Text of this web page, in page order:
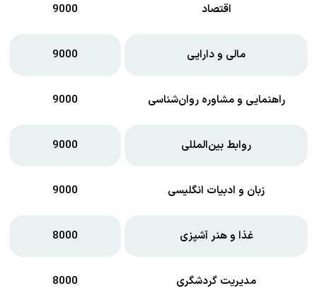
اقتصاد 9000
مالی و دارایی 9000
راهنمایی و مشاوره روان‌شناسی 9000
روابط بین‌المللی 9000
زبان و ادبیات انگلیسی 9000
غذا و هنر آشپزی 8000
مدیریت گردشگری 8000